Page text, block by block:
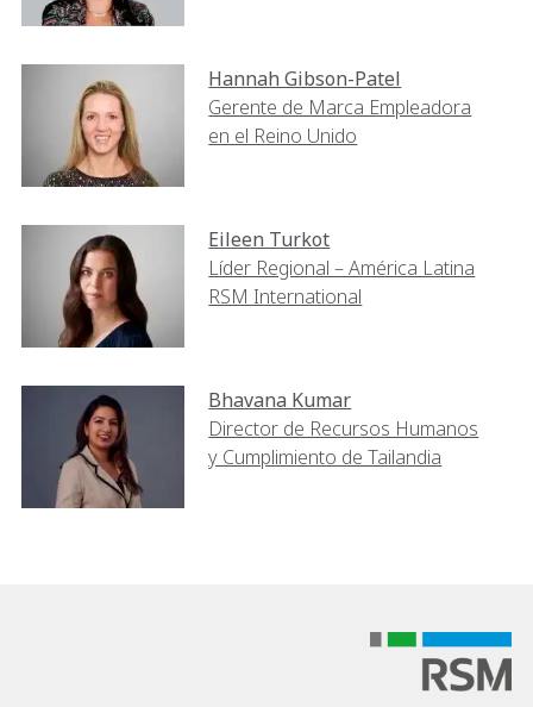
Hannah Gibson-Patel
Gerente de Marca Empleadora
en el Reino Unido
Eileen Turkot
Líder Regional – América Latina
RSM International
Bhavana Kumar
Director de Recursos Humanos
y Cumplimiento de Tailandia